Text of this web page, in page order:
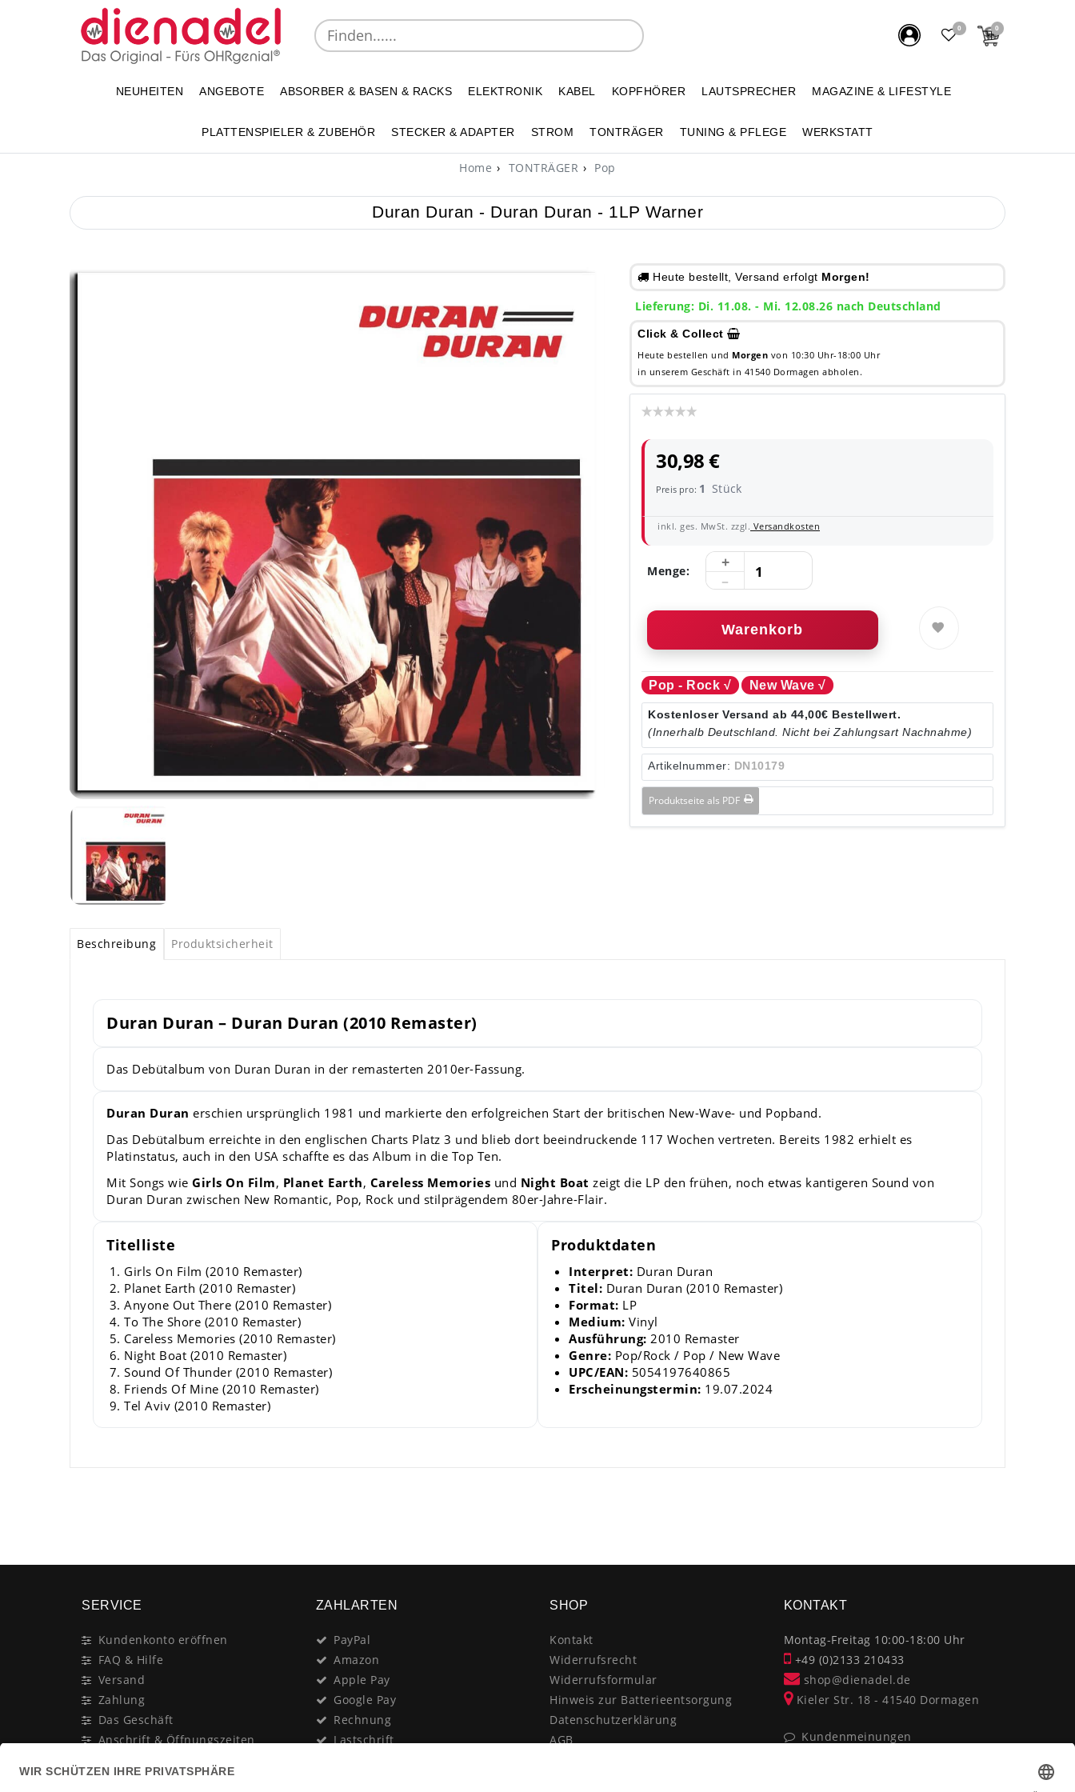
0 0
NEUHEITEN ANGEBOTE ABSORBER & BASEN & RACKS ELEKTRONIK KABEL KOPFHÖRER LAUTSPRECHER MAGAZINE & LIFESTYLE
PLATTENSPIELER & ZUBEHÖR STECKER & ADAPTER STROM TONTRÄGER TUNING & PFLEGE WERKSTATT
Home TONTRÄGER Pop
Duran Duran - Duran Duran - 1LP Warner
Heute bestellt, Versand erfolgt Morgen!
Lieferung: Di. 11.08. - Mi. 12.08.26 nach Deutschland
Click & Collect
Heute bestellen und Morgen von 10:30 Uhr-18:00 Uhr
in unserem Geschäft in 41540 Dormagen abholen.
30,98 €
Preis pro: 1 Stück
inkl. ges. MwSt. zzgl. Versandkosten
Menge:
Warenkorb
Pop - Rock √ New Wave √
Kostenloser Versand ab 44,00€ Bestellwert.
(Innerhalb Deutschland. Nicht bei Zahlungsart Nachnahme)
Artikelnummer: DN10179
Produktseite als PDF
Beschreibung Produktsicherheit
Duran Duran – Duran Duran (2010 Remaster)
Das Debütalbum von Duran Duran in der remasterten 2010er-Fassung.
Duran Duran erschien ursprünglich 1981 und markierte den erfolgreichen Start der britischen New-Wave- und Popband.
Das Debütalbum erreichte in den englischen Charts Platz 3 und blieb dort beeindruckende 117 Wochen vertreten. Bereits 1982 erhielt es
Platinstatus, auch in den USA schaffte es das Album in die Top Ten.
Mit Songs wie Girls On Film, Planet Earth, Careless Memories und Night Boat zeigt die LP den frühen, noch etwas kantigeren Sound von
Duran Duran zwischen New Romantic, Pop, Rock und stilprägendem 80er-Jahre-Flair.
Titelliste
Girls On Film (2010 Remaster)
Planet Earth (2010 Remaster)
Anyone Out There (2010 Remaster)
To The Shore (2010 Remaster)
Careless Memories (2010 Remaster)
Night Boat (2010 Remaster)
Sound Of Thunder (2010 Remaster)
Friends Of Mine (2010 Remaster)
Tel Aviv (2010 Remaster)
Produktdaten
Interpret: Duran Duran
Titel: Duran Duran (2010 Remaster)
Format: LP
Medium: Vinyl
Ausführung: 2010 Remaster
Genre: Pop/Rock / Pop / New Wave
UPC/EAN: 5054197640865
Erscheinungstermin: 19.07.2024
SERVICE
Kundenkonto eröffnen
FAQ & Hilfe
Versand
Zahlung
Das Geschäft
Anschrift & Öffnungszeiten
Newsletter
ZAHLARTEN
PayPal
Amazon
Apple Pay
Google Pay
Rechnung
Lastschrift
SHOP
Kontakt
Widerrufsrecht
Widerrufsformular
Hinweis zur Batterieentsorgung
Datenschutzerklärung
AGB
KONTAKT
Montag-Freitag 10:00-18:00 Uhr
+49 (0)2133 210433
shop@dienadel.de
Kieler Str. 18 - 41540 Dormagen
Kundenmeinungen